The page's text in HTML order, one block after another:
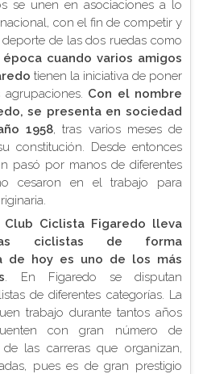
se unen en asociaciones a lo
con el fin de competir y
de las dos ruedas como
época cuando varios amigos
tienen la iniciativa de poner
Con el nombre
se presenta en sociedad
1958 , tras varios meses de
constitución. Desde entonces
pasó por manos de diferentes
cesaron en el trabajo para
Club Ciclista Figaredo lleva
ciclistas de forma
de hoy es uno de los más
. En Figaredo se disputan
de diferentes categorías. La
trabajo durante tantos años
con gran número de
las carreras que organizan,
pues es de gran prestigio